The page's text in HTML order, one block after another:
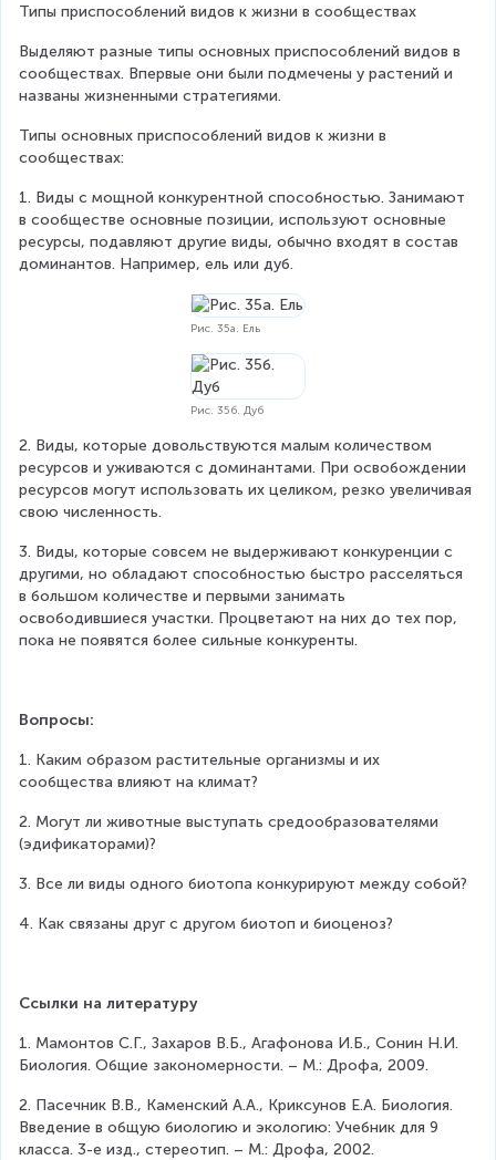
Типы приспособлений видов к жизни в сообществах
Выделяют разные типы основных приспособлений видов в
сообществах. Впервые они были подмечены у растений и
названы жизненными стратегиями.
Типы основных приспособлений видов к жизни в
сообществах:
1. Виды с мощной конкурентной способностью. Занимают
в сообществе основные позиции, используют основные
ресурсы, подавляют другие виды, обычно входят в состав
доминантов. Например, ель или дуб.
Рис. 35а. Ель
Рис. 35б. Дуб
2. Виды, которые довольствуются малым количеством
ресурсов и уживаются с доминантами. При освобождении
ресурсов могут использовать их целиком, резко увеличивая
свою численность.
3. Виды, которые совсем не выдерживают конкуренции с
другими, но обладают способностью быстро расселяться
в большом количестве и первыми занимать
освободившиеся участки. Процветают на них до тех пор,
пока не появятся более сильные конкуренты.
Вопросы:
1. Каким образом растительные организмы и их
сообщества влияют на климат?
2. Могут ли животные выступать средообразователями
(эдификаторами)?
3. Все ли виды одного биотопа конкурируют между собой?
4. Как связаны друг с другом биотоп и биоценоз?
Ссылки на литературу
1. Мамонтов С.Г., Захаров В.Б., Агафонова И.Б., Сонин Н.И.
Биология. Общие закономерности. – М.: Дрофа, 2009.
2. Пасечник В.В., Каменский А.А., Криксунов Е.А. Биология.
Введение в общую биологию и экологию: Учебник для 9
класса. 3-е изд., стереотип. – М.: Дрофа, 2002.